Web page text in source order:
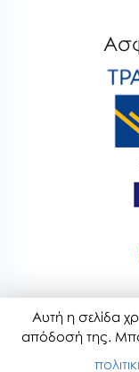
Αυτή η σελίδα
απόδοσή της.